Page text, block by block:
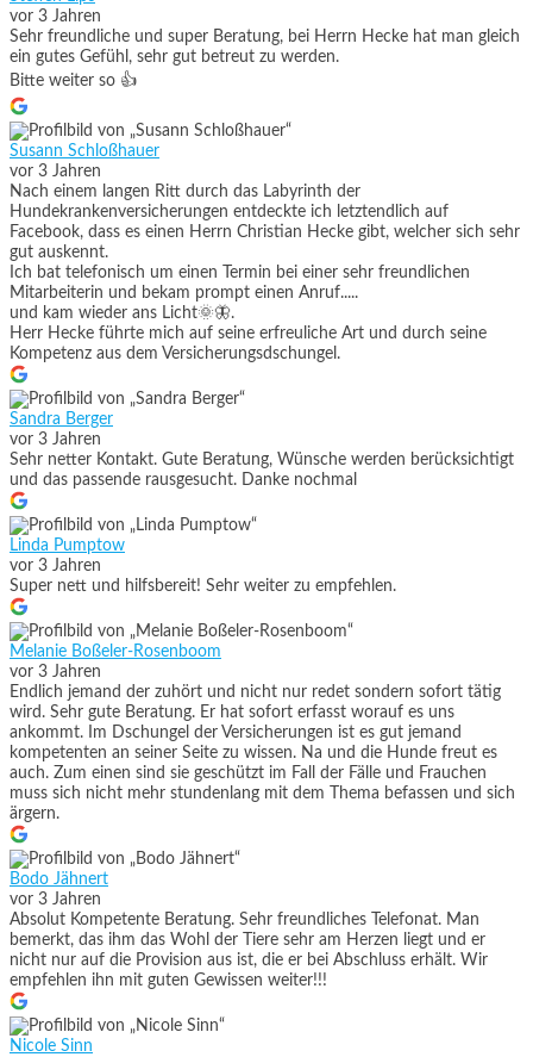
vor 3 Jahren
Sehr freundliche und super Beratung, bei Herrn Hecke hat man gleich
ein gutes Gefühl, sehr gut betreut zu werden.
Bitte weiter so 👍
Susann Schloßhauer
vor 3 Jahren
Nach einem langen Ritt durch das Labyrinth der
Hundekrankenversicherungen entdeckte ich letztendlich auf
Facebook, dass es einen Herrn Christian Hecke gibt, welcher sich sehr
gut auskennt.
Ich bat telefonisch um einen Termin bei einer sehr freundlichen
Mitarbeiterin und bekam prompt einen Anruf.....
und kam wieder ans Licht🌞🦋.
Herr Hecke führte mich auf seine erfreuliche Art und durch seine
Kompetenz aus dem Versicherungsdschungel.
Sandra Berger
vor 3 Jahren
Sehr netter Kontakt. Gute Beratung, Wünsche werden berücksichtigt
und das passende rausgesucht. Danke nochmal
Linda Pumptow
vor 3 Jahren
Super nett und hilfsbereit! Sehr weiter zu empfehlen.
Melanie Boßeler-Rosenboom
vor 3 Jahren
Endlich jemand der zuhört und nicht nur redet sondern sofort tätig
wird. Sehr gute Beratung. Er hat sofort erfasst worauf es uns
ankommt. Im Dschungel der Versicherungen ist es gut jemand
kompetenten an seiner Seite zu wissen. Na und die Hunde freut es
auch. Zum einen sind sie geschützt im Fall der Fälle und Frauchen
muss sich nicht mehr stundenlang mit dem Thema befassen und sich
ärgern.
Bodo Jähnert
vor 3 Jahren
Absolut Kompetente Beratung. Sehr freundliches Telefonat. Man
bemerkt, das ihm das Wohl der Tiere sehr am Herzen liegt und er
nicht nur auf die Provision aus ist, die er bei Abschluss erhält. Wir
empfehlen ihn mit guten Gewissen weiter!!!
Nicole Sinn